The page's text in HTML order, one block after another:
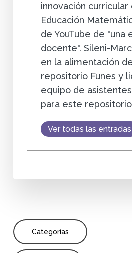
innovación curricular
Educación
de YouTube de "una
docente". Sileni-
en la alimentación
repositorio Funes y
equipo de
para este
Ver todas las entradas
Categorías